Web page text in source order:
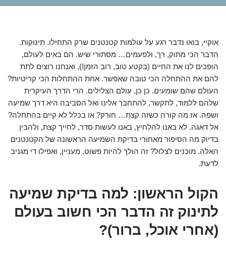
אוקיי, בואו נדבר רגע על עולמות קטנטנים שרק התחילו. תינוקות.
הדבר הכי מתוק, רך, ולפעמים… מסתורי שיש. הם באים לעולם,
הופכים לנו את החיים (בקטע טוב, רוב הזמן!), ואנחנו רוצים לתת
להם את ההתחלה הכי טובה שאפשר. אחת ההתחלות הכי קריטיות?
העולם שהםשומעים. כן כן, עולם הצלילים. הרי הדרך העיקרית
שלהם ללמוד, לתקשר, להתחבר אלינו ואל הסביבה היא דרך שמיעה
ושפה. אז מה קורה כשזה קצת… חורק? או בכלל לא קיים בהתחלה?
אל דאגה. לא באנו להלחיץ, באנו לעשות סדר, לחייך קצת, ולהבין
בדיוק מה הסיפור מאחורי בדיקת השמיעה הראשונה של הקטנטנים
האלה. מוכנים לצלול? זה הולך להיות פשוט, מעניין, ואפילו די מגניב
לדעת.
הקול הראשון: למה בדיקת שמיעה
לתינוק זה הדבר הכי חשוב בעולם
(אחרי אוכל, ברור)?